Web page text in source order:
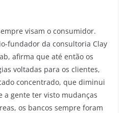
visam o consumidor.
fundador da consultoria Clay
afirma que até então os
voltadas para os clientes,
concentrado, que diminui
a gente ter visto mudanças
os bancos sempre foram